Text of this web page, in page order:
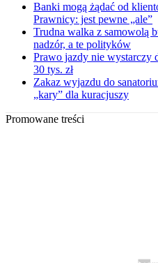
Banki mogą żądać od
Prawnicy: jest pewne „ale”
Trudna walka z samowolą
nadzór, a te polityków
Prawo jazdy nie wystarczy
30 tys. zł
Zakaz wyjazdu do
„kary” dla kuracjuszy
Promowane treści